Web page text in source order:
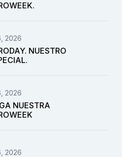
2026
NUESTRO
2026
NUESTRA
2026